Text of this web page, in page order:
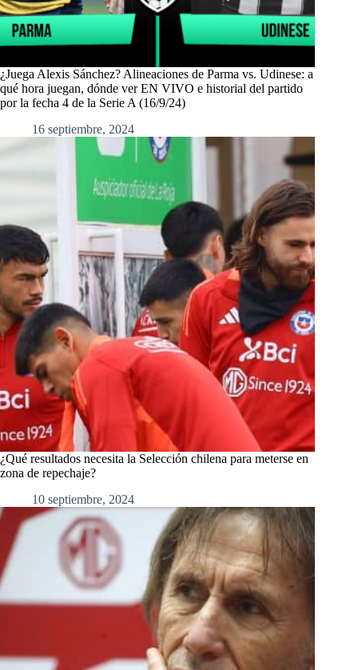
¿Juega Alexis Sánchez? Alineaciones de Parma vs. Udinese: a
qué hora juegan, dónde ver EN VIVO e historial del partido
por la fecha 4 de la Serie A (16/9/24)
16 septiembre, 2024
¿Qué resultados necesita la Selección chilena para meterse en
zona de repechaje?
10 septiembre, 2024